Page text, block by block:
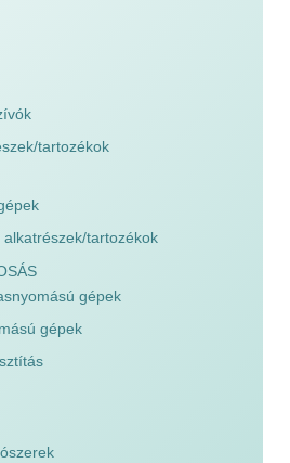
tartozékok
tartozékok
gépek
gépek